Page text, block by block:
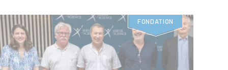
FONDATION